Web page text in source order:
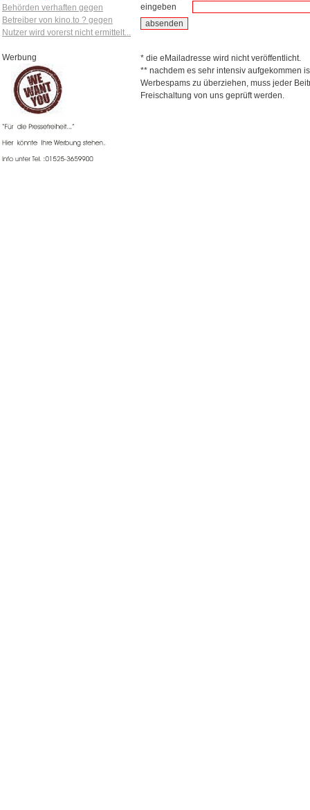
Behörden verhaften gegen
Betreiber von kino.to ? gegen
Nutzer wird vorerst nicht ermittelt...
Werbung
eingeben
* die eMailadresse wird nicht veröffentlicht.
** nachdem es sehr intensiv aufgekommen
Werbespams zu überziehen, muss jeder
Freischaltung von uns geprüft werden.